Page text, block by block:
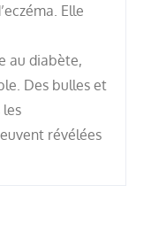
Elle
au diabète,
Des bulles et
les
révélées